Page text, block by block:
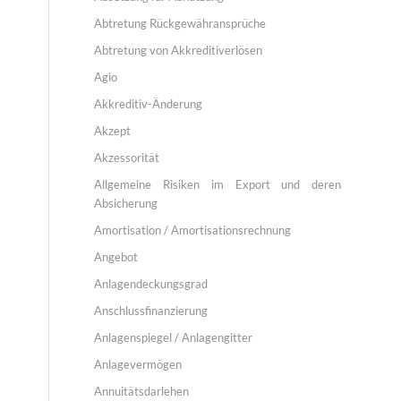
Abtretung Rückgewähransprüche
Abtretung von Akkreditiverlösen
Agio
Akkreditiv-Änderung
Akzept
Akzessorität
Allgemeine Risiken im Export und deren
Absicherung
Amortisation / Amortisationsrechnung
Angebot
Anlagendeckungsgrad
Anschlussfinanzierung
Anlagenspiegel / Anlagengitter
Anlagevermögen
Annuitätsdarlehen